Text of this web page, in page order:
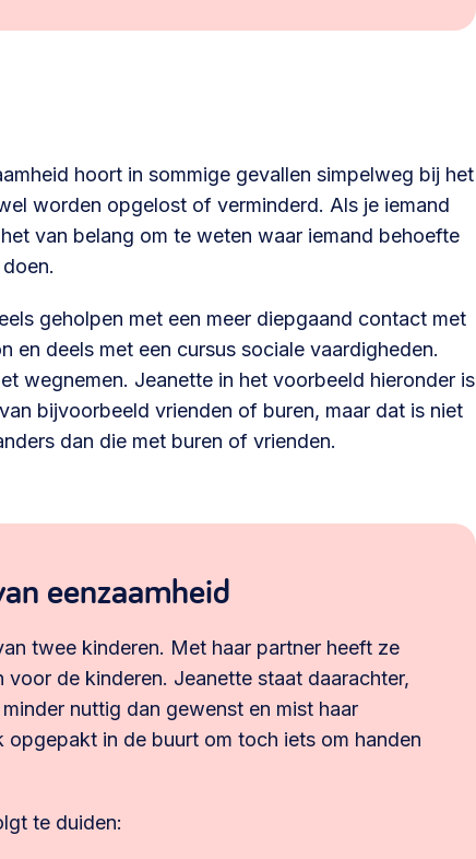
hoort in sommige gevallen simpelweg bij het
worden opgelost of verminderd. Als je iemand
van belang om te weten waar iemand behoefte
geholpen met een meer diepgaand contact met
en deels met een cursus sociale vaardigheden.
wegnemen. Jeanette in het voorbeeld hieronder is
bijvoorbeeld vrienden of buren, maar dat is niet
dan die met buren of vrienden.
eenzaamheid
twee kinderen. Met haar partner heeft ze
de kinderen. Jeanette staat daarachter,
nuttig dan gewenst en mist haar
opgepakt in de buurt om toch iets om handen
te duiden: